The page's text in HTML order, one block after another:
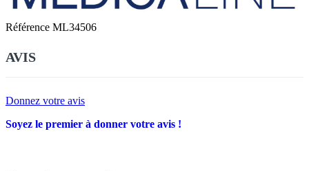
Référence ML34506
AVIS
Donnez votre avis
Soyez le premier à donner votre avis !